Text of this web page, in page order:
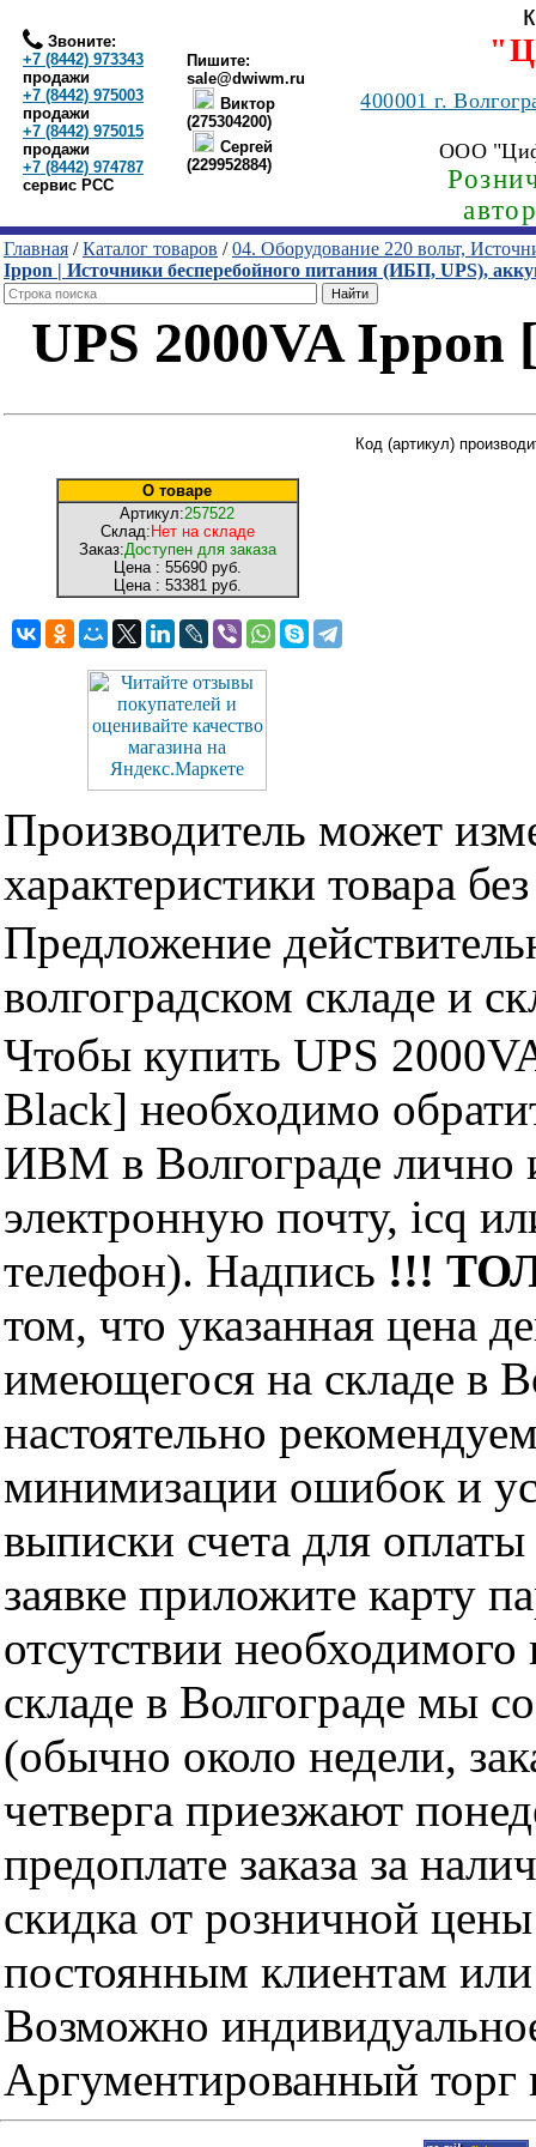
Звоните:
+7 (8442) 973343
продажи
+7 (8442) 975003
продажи
+7 (8442) 975015
продажи
+7 (8442) 974787
сервис РСС
Пишите:
sale@dwiwm.ru
Виктор
(275304200)
Сергей
(229952884)
400001г.
ООО
Главная /Каталог товаров /04. Оборудование 220 вольт,
Ippon | Источники бесперебойного питания (ИБП, UPS),
UPS 2000VA
О товаре
Артикул:257522
Склад: Нет на складе
Заказ:Доступен для заказа
Цена : 55690 руб.
Цена : 53381 руб.
Код (артикул)
Производитель может
характеристики товара
Предложение
волгоградском складе и
Чтобы купить UPS
Black] необходимо
ИВМ в Волгограде лично
электронную почту, icq
телефон). Надпись !!!
том, что указанная цена
имеющегося на складе в
настоятельно
минимизации ошибок и
выписки счета для
заявке приложите карту
отсутствии
складе в Волгограде мы
(обычно около недели,
четверга приезжают
предоплате заказа за
скидка от розничной
постоянным клиентам
Возможно
Аргументированный торг